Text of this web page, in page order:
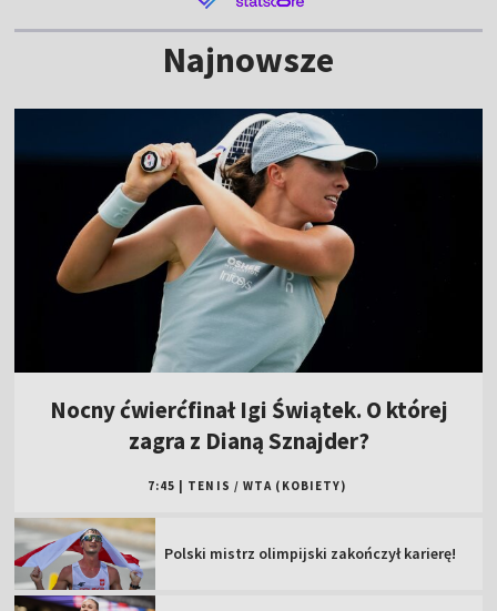
Najnowsze
Nocny ćwierćfinał Igi Świątek. O której
zagra z Dianą Sznajder?
7:45 | TENIS / WTA (KOBIETY)
Polski mistrz olimpijski zakończył karierę!